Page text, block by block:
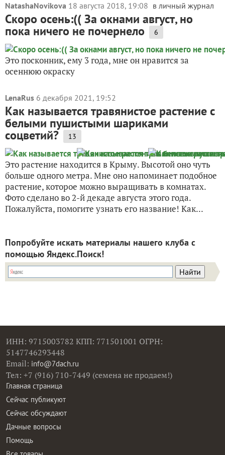
NatashaNovikova 18 августа 2018, 19:08 в личный журнал
Скоро осень:(( За окнами август, но
пока ничего не почернело 6
Это посконник, ему 3 года, мне он нравится за
осеннюю окраску
LenaRus 6 декабря 2021, 19:52
Как называется травянистое растение с
белыми пушистыми шариками
соцветий? 13
Это растение находится в Крыму. Высотой оно чуть
больше одного метра. Мне оно напоминает подобное
растение, которое можно выращивать в комнатах.
Фото сделано во 2-й декаде августа этого года.
Пожалуйста, помогите узнать его название! Как...
Попробуйте искать материалы нашего клуба с
помощью Яндекс.Поиск!
ИНН: 9715003782 КПП: 771501001 ОГРН:
5147746293448
Email: info@7dach.ru
Тел: +7 (916) 710-7449 (семена не продаем!)
Главная страница
Сейчас публикуют
Сейчас обсуждают
Дачные вопросы
Помощь